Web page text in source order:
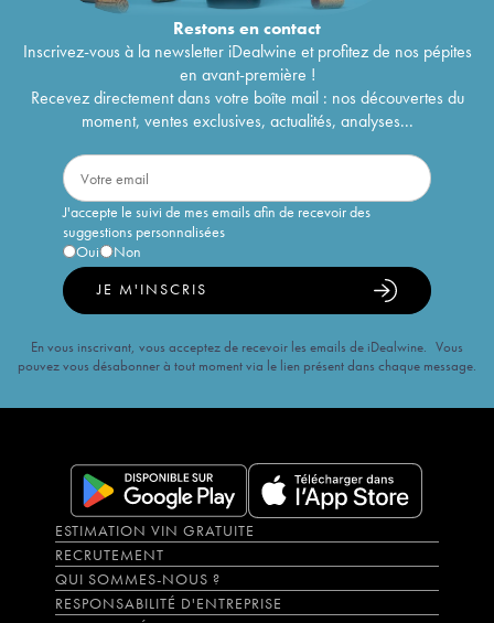
Restons encontact
Inscrivez-vous à la newsletter iDealwine et profitez de nos pépites
en avant-première !
Recevez directement dans votre boîte mail : nos découvertes du
moment, ventes exclusives, actualités, analyses...
J'accepte le suivi de mes emails afin de recevoir des
suggestions personnalisées
Oui
Non
JE M'INSCRIS
En vous inscrivant, vous acceptez de recevoir les emails de iDealwine. Vous
pouvez vous désabonner à tout moment via le lien présent dans chaque message.
ESTIMATION VIN GRATUITE
RECRUTEMENT
QUI SOMMES-NOUS ?
RESPONSABILITÉ D'ENTREPRISE